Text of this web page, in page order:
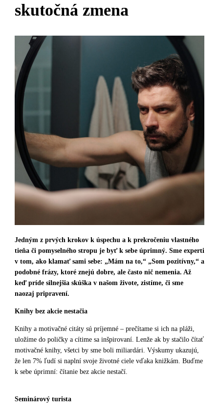
skutočná zmena
Jedným z prvých krokov k úspechu a k prekročeniu vlastného
tieňa či pomyselného stropu je byť k sebe úprimný. Sme experti
v tom, ako klamať sami sebe: „Mám na to,“ „Som pozitívny,“ a
podobné frázy, ktoré znejú dobre, ale často nič nemenia. Až
keď príde silnejšia skúška v našom živote, zistíme, či sme
naozaj pripravení.
Knihy bez akcie nestačia
Knihy a motivačné citáty sú príjemné – prečítame si ich na pláži,
uložíme do poličky a cítime sa inšpirovaní. Lenže ak by stačilo čítať
motivačné knihy, všetci by sme boli miliardári. Výskumy ukazujú,
že len 7% ľudí si naplní svoje životné ciele vďaka knižkám. Buďme
k sebe úprimní: čítanie bez akcie nestačí.
Seminárový turista